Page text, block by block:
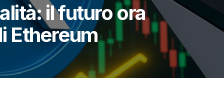
il futuro ora
Ethereum